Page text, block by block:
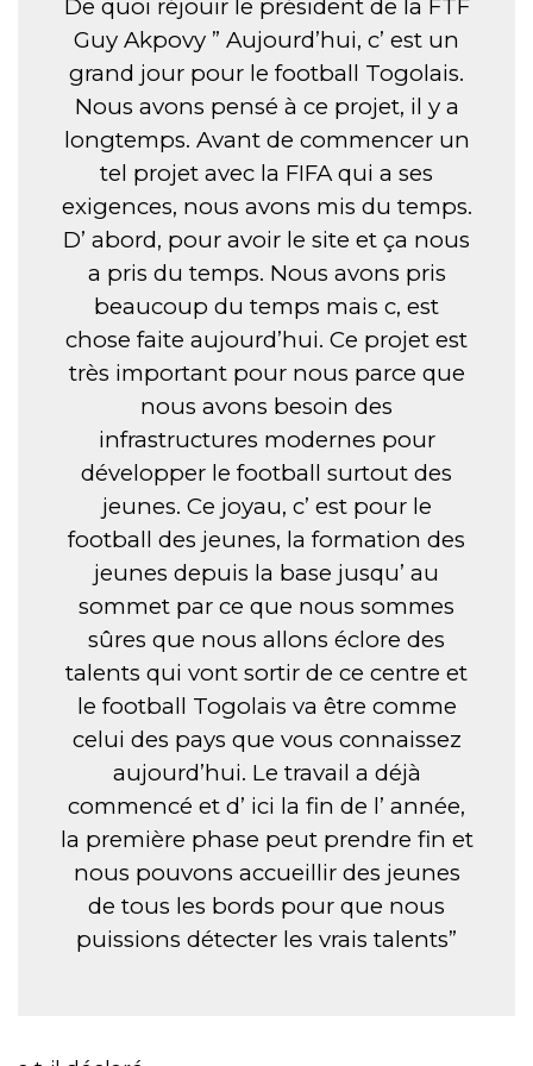
De quoi réjouir le président de la FTF
Guy Akpovy ” Aujourd’hui, c’ est un
grand jour pour le football Togolais.
Nous avons pensé à ce projet, il y a
longtemps. Avant de commencer un
tel projet avec la FIFA qui a ses
exigences, nous avons mis du temps.
D’ abord, pour avoir le site et ça nous
a pris du temps. Nous avons pris
beaucoup du temps mais c, est
chose faite aujourd’hui. Ce projet est
très important pour nous parce que
nous avons besoin des
infrastructures modernes pour
développer le football surtout des
jeunes. Ce joyau, c’ est pour le
football des jeunes, la formation des
jeunes depuis la base jusqu’ au
sommet par ce que nous sommes
sûres que nous allons éclore des
talents qui vont sortir de ce centre et
le football Togolais va être comme
celui des pays que vous connaissez
aujourd’hui. Le travail a déjà
commencé et d’ ici la fin de l’ année,
la première phase peut prendre fin et
nous pouvons accueillir des jeunes
de tous les bords pour que nous
puissions détecter les vrais talents”